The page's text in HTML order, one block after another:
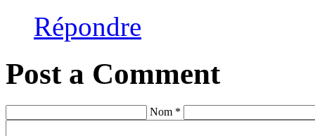
Répondre
Post a Comment
Nom *